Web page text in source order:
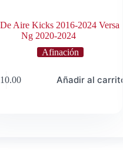
Aire Kicks 2016-2024 Versa
Ng 2020-2024
Afinación
Añadir al carrito